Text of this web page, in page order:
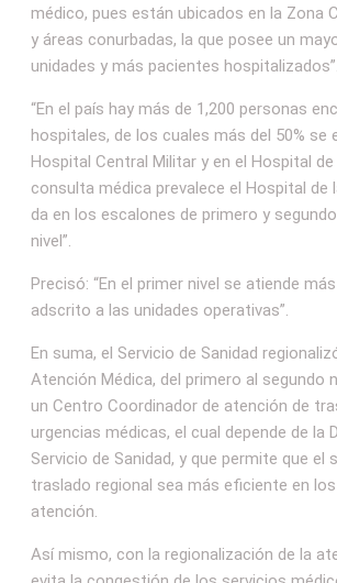
médico, pues están ubicados en la Zona
y áreas conurbadas, la que posee un
unidades y más pacientes hospitalizados”.
“En el país hay más de 1,200 personas
hospitales, de los cuales más del 50% se
Hospital Central Militar y en el Hospital de
consulta médica prevalece el Hospital de
da en los escalones de primero y
nivel”.
Precisó: “En el primer nivel se atiende
adscrito a las unidades operativas”.
En suma, el Servicio de Sanidad
Atención Médica, del primero al segundo
un Centro Coordinador de atención de
urgencias médicas, el cual depende de la
Servicio de Sanidad, y que permite que el
traslado regional sea más eficiente en
atención.
Así mismo, con la regionalización de la